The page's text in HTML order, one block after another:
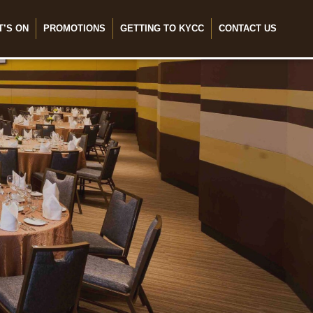
ON PROMOTIONS GETTING TO KYCC CONTACT US